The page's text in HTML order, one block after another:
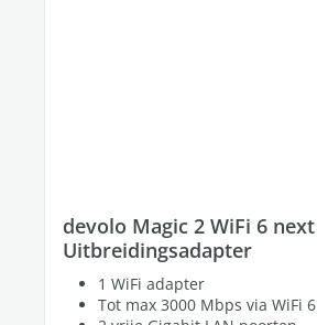
devolo Magic 2 WiFi 6 next
Uitbreidingsadapter
1 WiFi adapter
Tot max 3000 Mbps via WiFi 6